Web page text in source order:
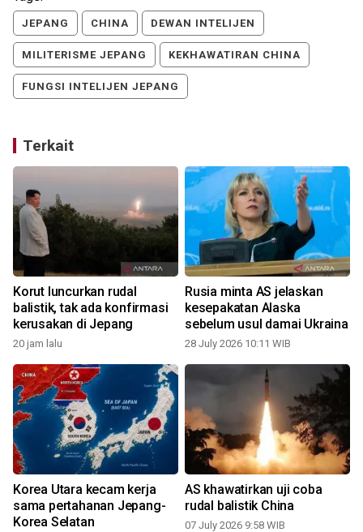
JEPANG CHINA DEWAN INTELIJEN
MILITERISME JEPANG KEKHAWATIRAN CHINA
FUNGSI INTELIJEN JEPANG
Terkait
Korut luncurkan rudal
balistik, tak ada konfirmasi
kerusakan di Jepang
20 jam lalu
Rusia minta AS jelaskan
kesepakatan Alaska
sebelum usul damai Ukraina
28 July 2026 10:11 WIB
Korea Utara kecam kerja
sama pertahanan Jepang-
Korea Selatan
AS khawatirkan uji coba
rudal balistik China
07 July 2026 9:58 WIB